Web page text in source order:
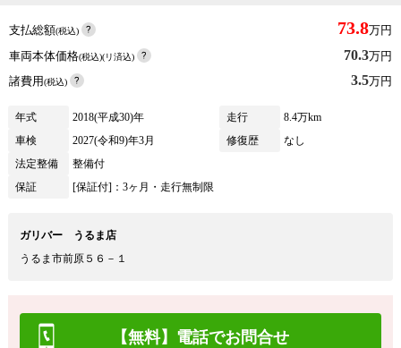
支払総額(税込) 73.8万円
車両本体価格(税込)(リ済込) 70.3万円
諸費用(税込) 3.5万円
年式 2018(平成30)年 走行
8.4万km
車検
2027(令和9)年3月 修復歴
なし
法定整備
整備付
保証
[保証付]：3ヶ月・走行無制限
ガリバー うるま店
うるま市前原５６－１
【無料】電話でお問合せ